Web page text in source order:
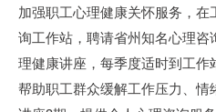
加强职工心理健康关怀服务，
询工作站，聘请省州知名心理
理健康讲座，每季度适时到工作
帮助职工群众缓解工作压力、